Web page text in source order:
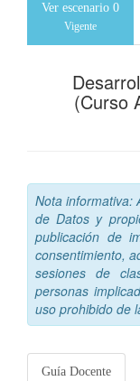
Ver escenario 0
Vigente
(Curso
Nota informativa:
de Datos y
publicación de
consentimiento,
sesiones de
personas
uso prohibido de
Guía Docente